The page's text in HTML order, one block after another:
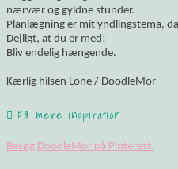
nærvær og gyldne stunder.
Planlægning er mit yndlingstema,
Dejligt, at du er med!
Bliv endelig hængende.
Kærlig hilsen Lone / DoodleMor
Få mere inspiration
Besøg DoodleMor på Pinterest.